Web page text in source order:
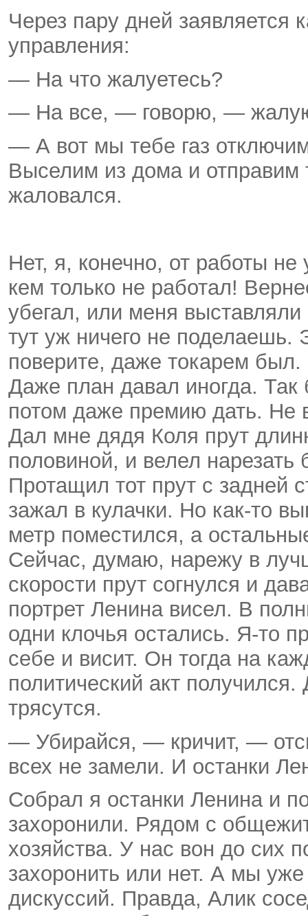
Через пару дней заявляется
управления:
— На что жалуетесь?
— На все, — говорю, —
— А вот мы тебе газ
Выселим из дома и отправим
жаловался.
Нет, я, конечно, от работы
кем только не работал!
убегал, или меня
тут уж ничего не
поверите, даже токарем
Даже план давал иногда.
потом даже премию дать. Не
Дал мне дядя Коля прут
половиной, и велел
Протащил тот прут с задней
зажал в кулачки. Но как-то
метр поместился, а
Сейчас, думаю, нарежу в
скорости прут согнулся и
портрет Ленина висел. В
одни клочья остались. Я-то
себе и висит. Он тогда на
политический акт
трясутся.
— Убирайся, — кричит, —
всех не замели. И останки
Собрал я останки Ленина и
захоронили. Рядом с
хозяйства. У нас вон до сих
захоронить или нет. А мы
дискуссий. Правда, Алик